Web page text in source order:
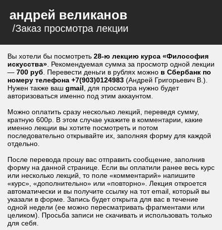
андрей великанов
/Заказ просмотра лекции
Вы хотели бы посмотреть 28-ю лекцию курса «Философия
искусства» . Рекомендуемая сумма за просмотр одной лекции
— 700 руб . Перевести деньги в рублях можно в Сбербанк по
номеру телефона +7(903)0124983 (Андрей Григорьевич В.).
Нужен также ваш gmail , для просмотра нужно будет
авторизоваться именно под этим аккаунтом.
Можно оплатить сразу несколько лекций, переведя сумму,
кратную 600р. В этом случае укажите в комментарии, какие
именно лекции вы хотите посмотреть и потом
последовательно открывайте их, заполняя форму для каждой
отдельно.
После перевода прошу вас отправить сообщение, заполнив
форму на данной странице. Если вы оплатили ранее весь курс
или несколько лекций, то поле «комментарий» напишите
«курс», «дополнительно» или «повторно». Лекция откроется
автоматически и вы получите ссылку на тот email, который вы
указали в форме. Запись будет открыта для вас в течение
одной недели (ее можно пересматривать фрагментами или
целиком). Просьба записи не скачивать и использовать только
для себя.